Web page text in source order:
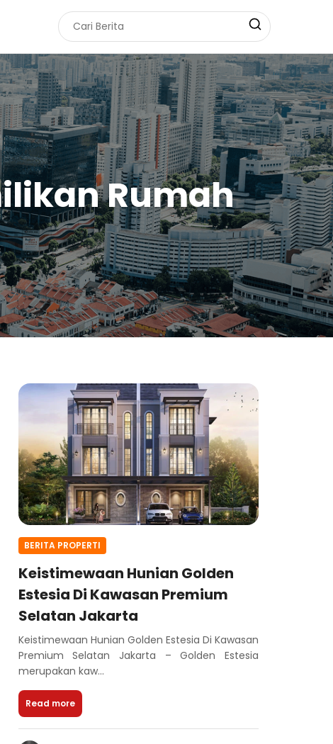
Rumah
BERITA PROPERTI
Keistimewaan Hunian Golden
Estesia Di Kawasan Premium
Selatan Jakarta
Keistimewaan Hunian Golden Estesia Di Kawasan
Premium Selatan Jakarta – Golden Estesia
merupakan kaw...
Read more